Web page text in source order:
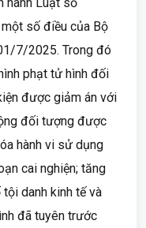
số điều của Bộ
7/2025. Trong đó
phạt tử hình đối
được giảm án với
đối tượng được
hành vi sử dụng
cai nghiện; tăng
danh kinh tế và
đã tuyên trước